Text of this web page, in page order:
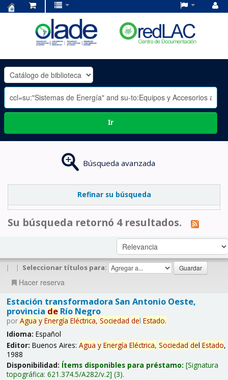
OLADE
-
Ir
Búsqueda avanzada
Refinar su búsqueda
Su búsqueda retornó 4 resultados.
| | Seleccionar títulos para:
Hacer reserva
Estación transformadora San Antonio Oeste,
provincia deRío Negro
por Agua y Energía Eléctrica, Sociedad del Estado.
Idioma: Español
Editor: Buenos Aires: Agua y Energía Eléctrica, Sociedad del Estado,
1988
Disponibilidad: Ítems disponibles para préstamo: Signatura
topográfica: 621.374.5/A282/v.2 (3).